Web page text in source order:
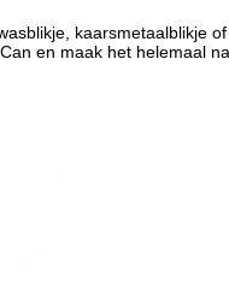
kaarsmetaalblikje
en maak het helemaal